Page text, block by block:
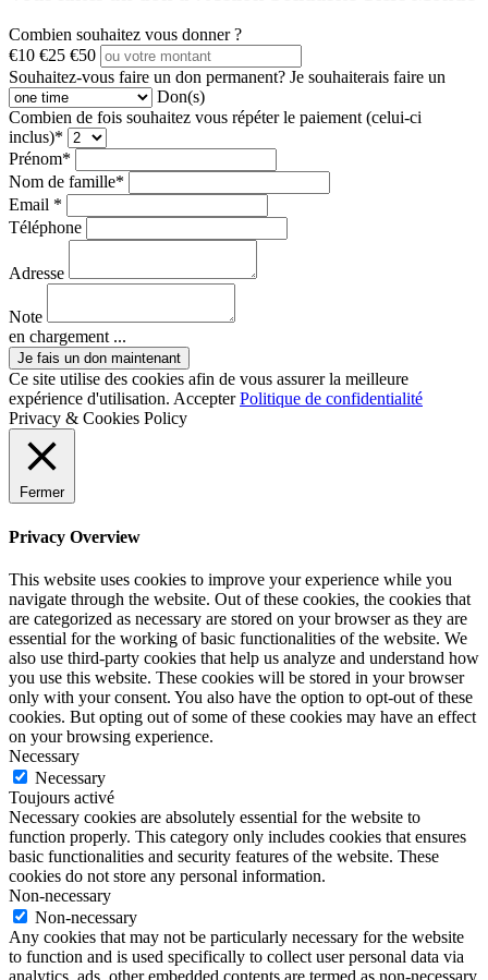
Combien souhaitez vous donner ?
€10 €25 €50
Souhaitez-vous faire un don permanent? Je souhaiterais faire un
Don(s)
Combien de fois souhaitez vous répéter le paiement (celui-ci
inclus)*
Prénom*
Nom de famille*
Email *
Téléphone
Adresse
Note
en chargement ...
Ce site utilise des cookies afin de vous assurer la meilleure
expérience d'utilisation. Accepter Politique de confidentialité
Privacy & Cookies Policy
Fermer
Privacy Overview
This website uses cookies to improve your experience while you
navigate through the website. Out of these cookies, the cookies that
are categorized as necessary are stored on your browser as they are
essential for the working of basic functionalities of the website. We
also use third-party cookies that help us analyze and understand how
you use this website. These cookies will be stored in your browser
only with your consent. You also have the option to opt-out of these
cookies. But opting out of some of these cookies may have an effect
on your browsing experience.
Necessary
Necessary
Toujours activé
Necessary cookies are absolutely essential for the website to
function properly. This category only includes cookies that ensures
basic functionalities and security features of the website. These
cookies do not store any personal information.
Non-necessary
Non-necessary
Any cookies that may not be particularly necessary for the website
to function and is used specifically to collect user personal data via
analytics, ads, other embedded contents are termed as non-necessary